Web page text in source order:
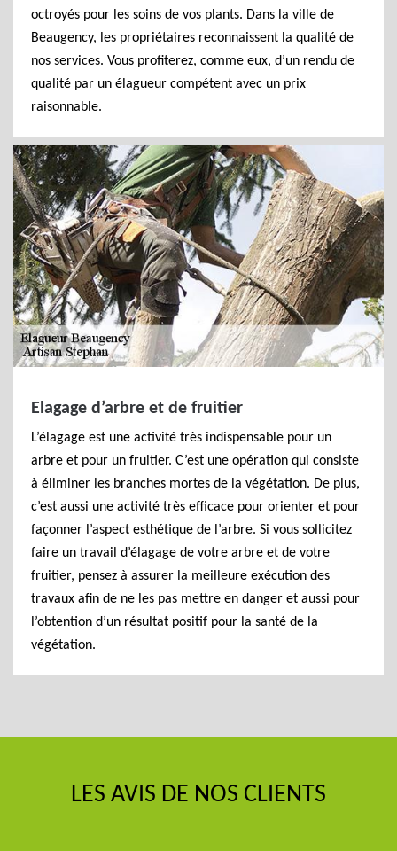
octroyés pour les soins de vos plants. Dans la ville de
Beaugency, les propriétaires reconnaissent la qualité de
nos services. Vous profiterez, comme eux, d’un rendu de
qualité par un élagueur compétent avec un prix
raisonnable.
Elagage d’arbre et de fruitier
L’élagage est une activité très indispensable pour un
arbre et pour un fruitier. C’est une opération qui consiste
à éliminer les branches mortes de la végétation. De plus,
c’est aussi une activité très efficace pour orienter et pour
façonner l’aspect esthétique de l’arbre. Si vous sollicitez
faire un travail d’élagage de votre arbre et de votre
fruitier, pensez à assurer la meilleure exécution des
travaux afin de ne les pas mettre en danger et aussi pour
l’obtention d’un résultat positif pour la santé de la
végétation.
LES AVIS DE NOS CLIENTS